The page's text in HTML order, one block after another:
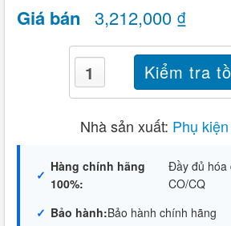
Giá bán 3,212,000 ₫
Nhà sản xuất: Phụ
Hàng chính hãng
100%:
Đầy đủ hóa
CO/CQ
Bảo hành:Bảo hành chính hãng